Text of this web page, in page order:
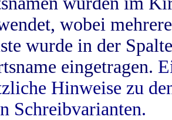
wobei
wurde in der
eingetragen.
Hinweise zu
Schreibvarianten.